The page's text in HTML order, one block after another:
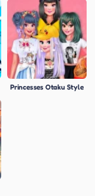
Princesses Otaku Style